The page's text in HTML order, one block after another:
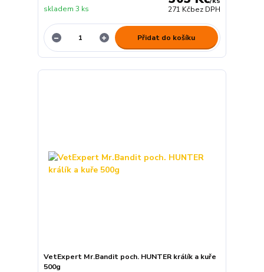
271 Kčbez DPH
skladem 3 ks
Přidat do košíku
VetExpert Mr.Bandit poch. HUNTER králík a kuře
500g